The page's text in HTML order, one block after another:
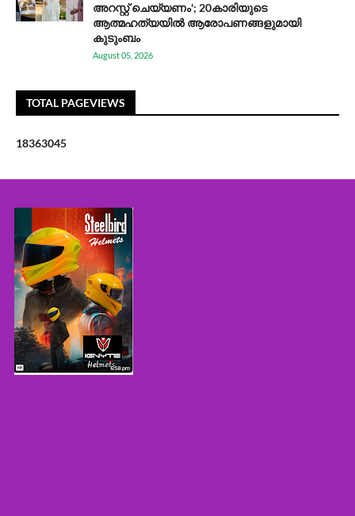
അറസ്റ്റ് ചെയ്യണം'; 20കാരിയുടെ
ആത്മഹത്യയിൽ ആരോപണങ്ങളുമായി
കുടുംബം
August 05, 2026
TOTAL PAGEVIEWS
18363045